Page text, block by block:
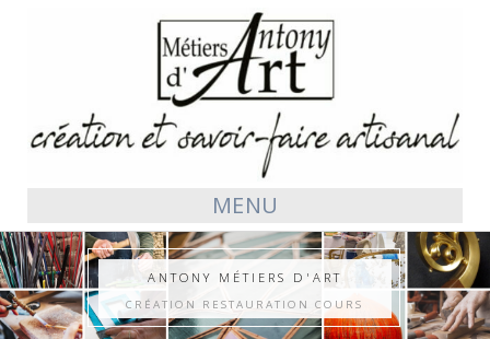
MENU
ANTONY MÉTIERS D'ART
CRÉATION RESTAURATION COURS